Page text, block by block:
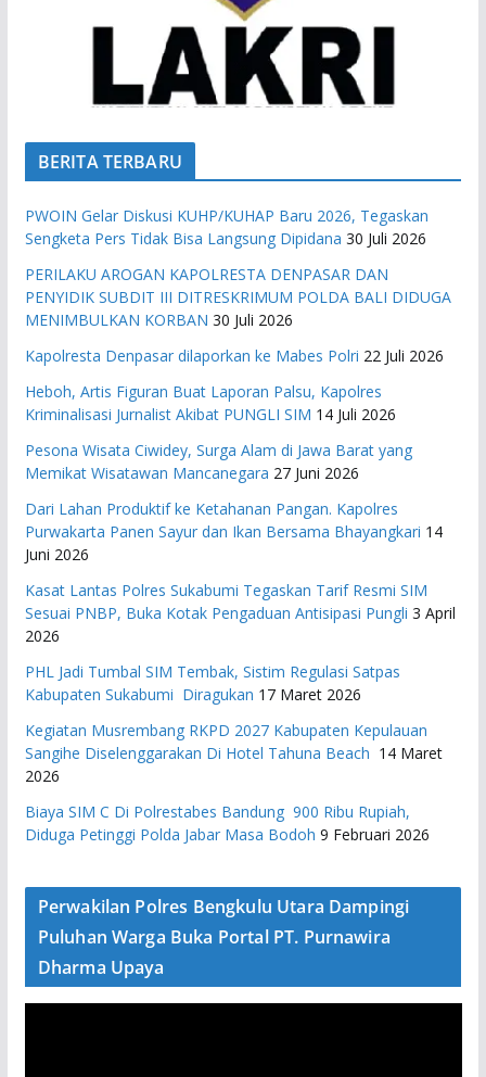
BERITA TERBARU
PWOIN Gelar Diskusi KUHP/KUHAP Baru 2026, Tegaskan
Sengketa Pers Tidak Bisa Langsung Dipidana 30 Juli 2026
PERILAKU AROGAN KAPOLRESTA DENPASAR DAN
PENYIDIK SUBDIT III DITRESKRIMUM POLDA BALI DIDUGA
MENIMBULKAN KORBAN 30 Juli 2026
Kapolresta Denpasar dilaporkan ke Mabes Polri 22 Juli 2026
Heboh, Artis Figuran Buat Laporan Palsu, Kapolres
Kriminalisasi Jurnalist Akibat PUNGLI SIM 14 Juli 2026
Pesona Wisata Ciwidey, Surga Alam di Jawa Barat yang
Memikat Wisatawan Mancanegara 27 Juni 2026
Dari Lahan Produktif ke Ketahanan Pangan. Kapolres
Purwakarta Panen Sayur dan Ikan Bersama Bhayangkari 14
Juni 2026
Kasat Lantas Polres Sukabumi Tegaskan Tarif Resmi SIM
Sesuai PNBP, Buka Kotak Pengaduan Antisipasi Pungli 3 April
2026
PHL Jadi Tumbal SIM Tembak, Sistim Regulasi Satpas
Kabupaten Sukabumi Diragukan 17 Maret 2026
Kegiatan Musrembang RKPD 2027 ​Kabupaten Kepulauan
Sangihe Diselenggarakan Di Hotel Tahuna Beach 14 Maret
2026
Biaya SIM C Di Polrestabes Bandung 900 Ribu Rupiah,
Diduga Petinggi Polda Jabar Masa Bodoh 9 Februari 2026
Perwakilan Polres Bengkulu Utara Dampingi
Puluhan Warga Buka Portal PT. Purnawira
Dharma Upaya